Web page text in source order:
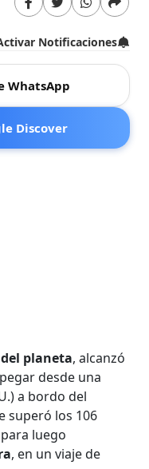
Notificaciones
WhatsApp
Discover
planeta, alcanzó
desde una
a bordo del
superó los 106
luego
, en un viaje de